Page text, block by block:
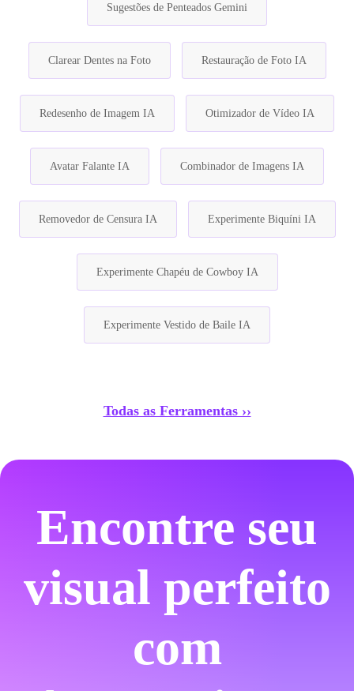
Sugestões de Penteados Gemini
Clarear Dentes na Foto Restauração de Foto IA
Redesenho de Imagem IA Otimizador de Vídeo IA
Avatar Falante IA Combinador de Imagens IA
Removedor de Censura IA Experimente Biquíni IA
Experimente Chapéu de Cowboy IA
Experimente Vestido de Baile IA
Todas as Ferramentas ››
Encontre seu
visual perfeito
com